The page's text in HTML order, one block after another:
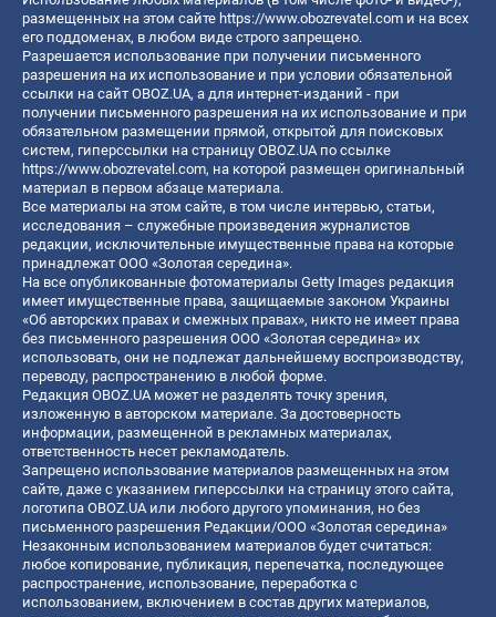
размещенных на этом сайте https://www.obozrevatel.com и на всех
его поддоменах, в любом виде строго запрещено.
Разрешается использование при получении письменного
разрешения на их использование и при условии обязательной
ссылки на сайт OBOZ.UA, а для интернет-изданий - при
получении письменного разрешения на их использование и при
обязательном размещении прямой, открытой для поисковых
систем, гиперссылки на страницу OBOZ.UA по ссылке
https://www.obozrevatel.com, на которой размещен оригинальный
материал в первом абзаце материала.
Все материалы на этом сайте, в том числе интервью, статьи,
исследования – служебные произведения журналистов
редакции, исключительные имущественные права на которые
принадлежат ООО «Золотая середина».
На все опубликованные фотоматериалы Getty Images редакция
имеет имущественные права, защищаемые законом Украины
«Об авторских правах и смежных правах», никто не имеет права
без письменного разрешения ООО «Золотая середина» их
использовать, они не подлежат дальнейшему воспроизводству,
переводу, распространению в любой форме.
Редакция OBOZ.UA может не разделять точку зрения,
изложенную в авторском материале. За достоверность
информации, размещенной в рекламных материалах,
ответственность несет рекламодатель.
Запрещено использование материалов размещенных на этом
сайте, даже с указанием гиперссылки на страницу этого сайта,
логотипа OBOZ.UA или любого другого упоминания, но без
письменного разрешения Редакции/ООО «Золотая середина»
Незаконным использованием материалов будет считаться:
любое копирование, публикация, перепечатка, последующее
распространение, использование, переработка с
использованием, включением в состав других материалов,